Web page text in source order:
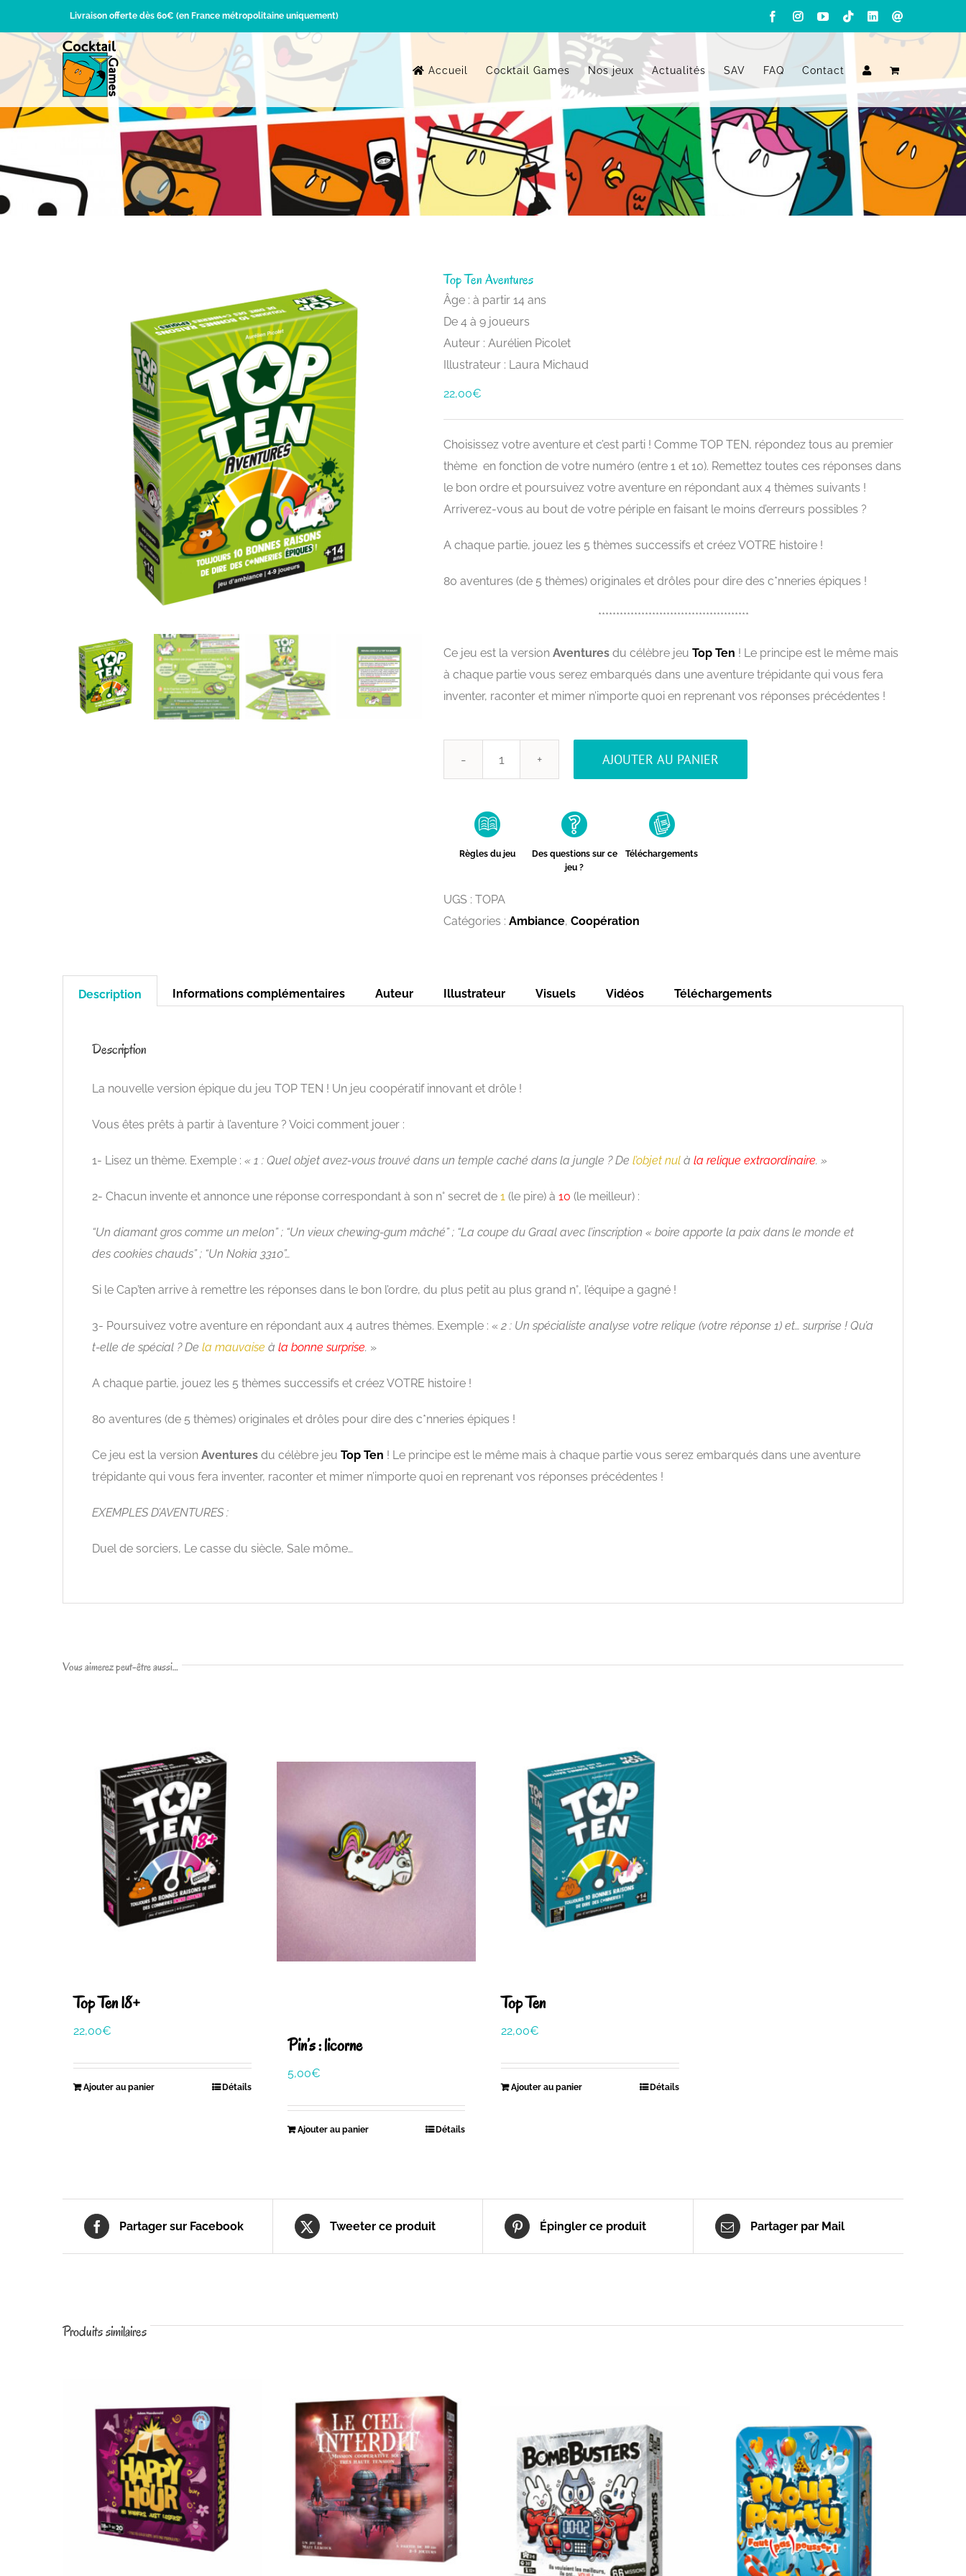
au
contenu
Livraison offerte dès 60€ (en France métropolitaine uniquement) FacebookInstagram
YouTube
TiktokLinkedIn
Accueil Cocktail Games Nos jeux Actualités SAV FAQ Contact
Top Ten Aventures
Âge : à partir 14 ans
De 4 à 9 joueurs
Auteur : Aurélien Picolet
Illustrateur : Laura Michaud
22,00€
Choisissez votre aventure et c’est parti ! Comme TOP TEN, répondez tous au premier
thème en fonction de votre numéro (entre 1 et 10). Remettez toutes ces réponses dans
le bon ordre et poursuivez votre aventure en répondant aux 4 thèmes suivants !
Arriverez-vous au bout de votre périple en faisant le moins d’erreurs possibles ?
A chaque partie, jouez les 5 thèmes successifs et créez VOTRE histoire !
80 aventures (de 5 thèmes) originales et drôles pour dire des c*nneries épiques !
******************************************
Ce jeu est la version Aventures du célèbre jeu Top Ten ! Le principe est le même mais
à chaque partie vous serez embarqués dans une aventure trépidante qui vous fera
inventer, raconter et mimer n’importe quoi en reprenant vos réponses précédentes !
quantité
Aventures
AJOUTER AU PANIER
Règles du jeu
Des questions sur ce
jeu ?
Téléchargements
UGS : TOPA
Catégories : Ambiance, Coopération
Description Informations complémentaires Auteur Illustrateur Visuels Vidéos Téléchargements
Description
La nouvelle version épique du jeu TOP TEN ! Un jeu coopératif innovant et drôle !
Vous êtes prêts à partir à l’aventure ? Voici comment jouer :
1- Lisez un thème. Exemple : « 1 : Quel objet avez-vous trouvé dans un temple caché dans la jungle ? De l’objet nul à la relique extraordinaire. »
2- Chacun invente et annonce une réponse correspondant à son n° secret de 1 (le pire) à 10 (le meilleur) :
“Un diamant gros comme un melon” ; “Un vieux chewing-gum mâché” ; “La coupe du Graal avec l’inscription « boire apporte la paix dans le monde et
des cookies chauds” ; “Un Nokia 3310”…
Si le Cap’ten arrive à remettre les réponses dans le bon l’ordre, du plus petit au plus grand n°, l’équipe a gagné !
3- Poursuivez votre aventure en répondant aux 4 autres thèmes. Exemple : « 2 : Un spécialiste analyse votre relique (votre réponse 1) et… surprise ! Qu’a
t-elle de spécial ? De la mauvaise à la bonne surprise. »
A chaque partie, jouez les 5 thèmes successifs et créez VOTRE histoire !
80 aventures (de 5 thèmes) originales et drôles pour dire des c*nneries épiques !
Ce jeu est la version Aventures du célèbre jeu Top Ten ! Le principe est le même mais à chaque partie vous serez embarqués dans une aventure
trépidante qui vous fera inventer, raconter et mimer n’importe quoi en reprenant vos réponses précédentes !
EXEMPLES D’AVENTURES :
Duel de sorciers, Le casse du siècle, Sale môme…
Vous aimerez peut-être aussi…
Top Ten 18+
22,00€
Ajouter au panier Détails
Pin’s : licorne
5,00€
Ajouter au panier Détails
Top Ten
22,00€
Ajouter au panier Détails
Partager sur Facebook Tweeter ce produit Épingler ce produit Partager par Mail
Produits similaires